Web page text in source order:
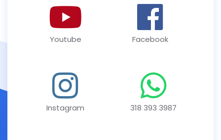
Youtube Facebook
Instagram 318 393 3987